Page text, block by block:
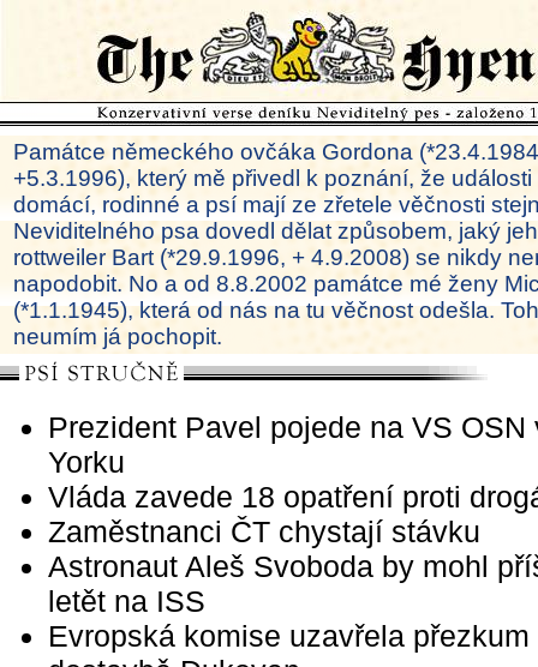
Památce německého ovčáka Gordona
+5.3.1996), který mě přivedl k poznání, že
domácí, rodinné a psí mají ze zřetele věčnosti
Neviditelného psa dovedl dělat způsobem, jaký
rottweiler Bart (*29.9.1996, + 4.9.2008) se nikdy
napodobit. No a od 8.8.2002 památce mé ženy
(*1.1.1945), která od nás na tu věčnost odešla.
neumím já pochopit.
Prezident Pavel pojede na VS OSN
Yorku
Vláda zavede 18 opatření proti
Zaměstnanci ČT chystají stávku
Astronaut Aleš Svoboda by mohl
letět na ISS
Evropská komise uzavřela přezkum